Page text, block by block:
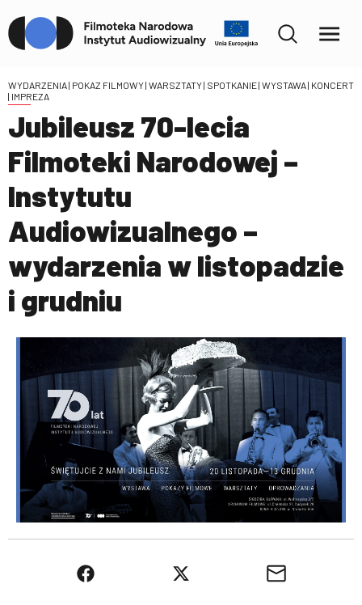
WYDARZENIA| POKAZ FILMOWY | WARSZTATY | SPOTKANIE | WYSTAWA | KONCERT
| IMPREZA
Jubileusz 70-lecia
Filmoteki Narodowej –
Instytutu
Audiowizualnego –
wydarzenia w listopadzie
i grudniu